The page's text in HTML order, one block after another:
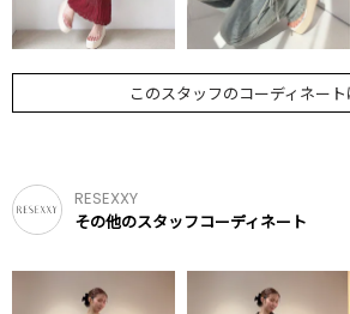
このスタッフのコーディネー
RESEXXY
その他のスタッフコーディネート